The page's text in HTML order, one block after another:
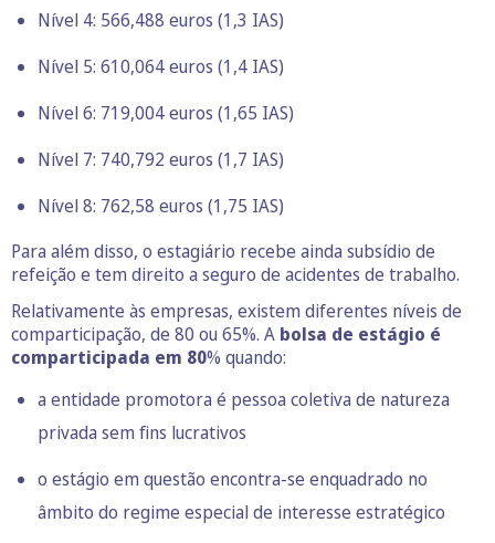
Nível 4: 566,488 euros (1,3 IAS)
Nível 5: 610,064 euros (1,4 IAS)
Nível 6: 719,004 euros (1,65 IAS)
Nível 7: 740,792 euros (1,7 IAS)
Nível 8: 762,58 euros (1,75 IAS)
Para além disso, o estagiário recebe ainda subsídio de
refeição e tem direito a seguro de acidentes de trabalho.
Relativamente às empresas, existem diferentes níveis de
comparticipação, de 80 ou 65%. A bolsa de estágio é
comparticipada em 80% quando:
a entidade promotora é pessoa coletiva de natureza
privada sem fins lucrativos
o estágio em questão encontra-se enquadrado no
âmbito do regime especial de interesse estratégico